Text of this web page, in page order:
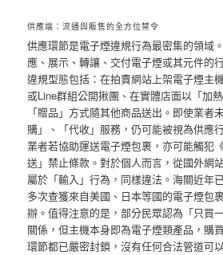
供應端：流通與販售的全方位禁令
供應環節是電子煙違規行為最密集的領域
應、展示、轉讓、交付電子煙或其元件的
違規型態包括：在拍賣網站上架電子煙主
或Line群組公開揪團、在實體店面以「加
「贈品」方式隨其他商品送出。即使業者
購」、「代收」服務，仍可能被視為供應
業者若協助運送電子煙包裹，亦可能觸犯
送」禁止條款。對於個人而言，從國外網
屬於「輸入」行為，同樣違法。海關近年
多次查獲來自美國、日本等國的電子煙包
辦。值得注意的是，部分民眾認為「只買
關係，但主機本身即為電子煙類產品，購
環節都已嚴密封鎖，沒有任何合法管道可